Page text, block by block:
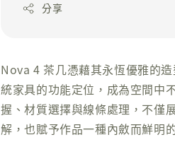
分享
Nova 4 茶几憑藉其永恆優雅的
統家具的功能定位，成為空間中
握、材質選擇與線條處理，不僅
解，也賦予作品一種內斂而鮮明